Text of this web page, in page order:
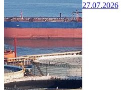
27.07.2026